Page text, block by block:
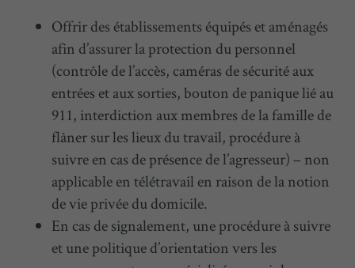
Offrir des établissements équipés et aménagés
afin d’assurer la protection du personnel
(contrôle de l’accès, caméras de sécurité aux
entrées et aux sorties, bouton de panique lié au
911, interdiction aux membres de la famille de
flâner sur les lieux du travail, procédure à
suivre en cas de présence de l’agresseur) – non
applicable en télétravail en raison de la notion
de vie privée du domicile.
En cas de signalement, une procédure à suivre
et une politique d’orientation vers les